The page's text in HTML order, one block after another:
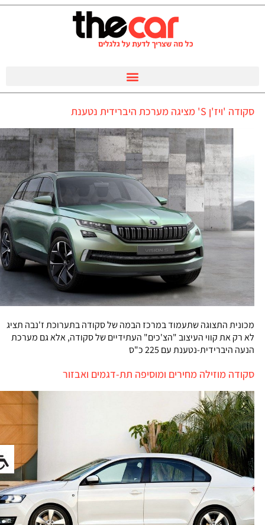
סקודה 'ויז'ן S' מציגה מערכת היברידית נטענת
מכונית התצוגה שתעמוד במרכז הבמה של סקודה בתערוכת ז'נבה תציג
לא רק את קווי העיצוב "הצ'כים" העתידיים של סקודה, אלא גם מערכת
הנעה היברידית-נטענת עם 225 כ"ס
סקודה מוזילה מחירים ומוסיפה תת-דגמים ואבזור